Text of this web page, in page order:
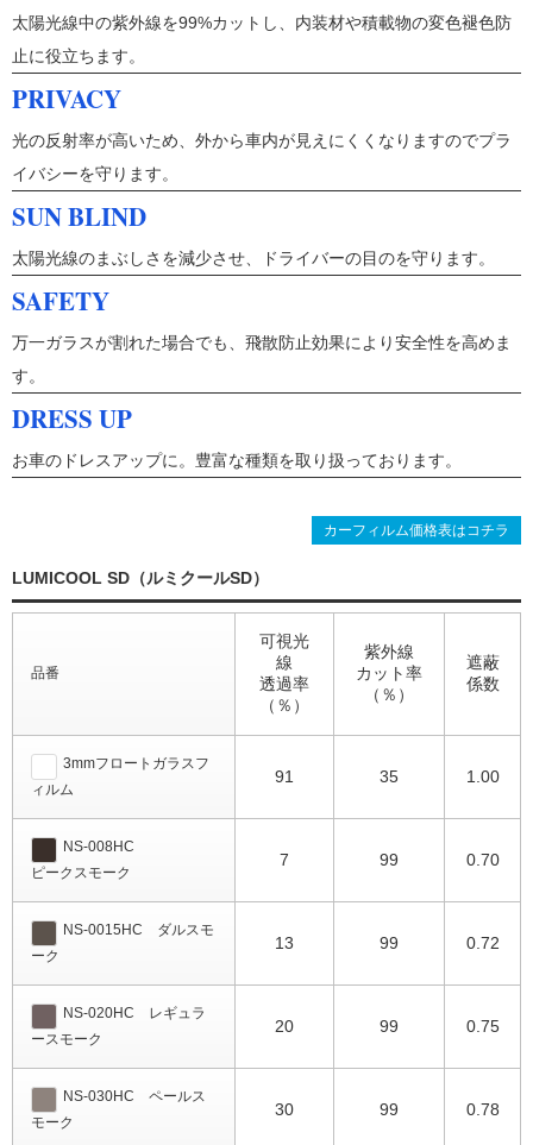
太陽光線中の紫外線を99%カットし、内装材や積載物の変色褪色防
止に役立ちます。
PRIVACY
光の反射率が高いため、外から車内が見えにくくなりますのでプラ
イバシーを守ります。
SUN BLIND
太陽光線のまぶしさを減少させ、ドライバーの目のを守ります。
SAFETY
万一ガラスが割れた場合でも、飛散防止効果により安全性を高めま
す。
DRESS UP
お車のドレスアップに。豊富な種類を取り扱っております。
カーフィルム価格表はコチラ
LUMICOOL SD（ルミクールSD）
品番
可視光
線
透過率
（％）
紫外線
カット率
（％）
遮蔽
係数
3mmフロートガラスフ
ィルム
91 35 1.00
NS-008HC
ピークスモーク
7 99 0.70
NS-0015HC ダルスモ
ーク
13 99 0.72
NS-020HC レギュラ
ースモーク
20 99 0.75
NS-030HC ペールス
モーク
30 99 0.78